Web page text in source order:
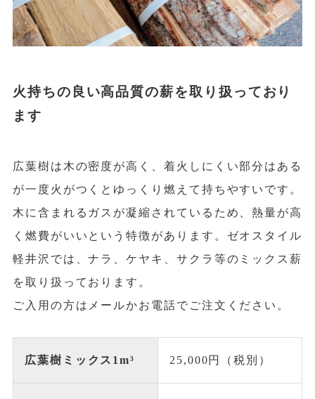
薪の販売
補助金制度について
トピックス
個人情報保護方針
0267-31-5199
受付時間 9:00〜17:00（水・日除く）
火持ちの良い高品質の薪を取り扱っており
ます
広葉樹は木の密度が高く、着火しにくい部分はある
が一度火がつくとゆっくり燃えて持ちやすいです。
木に含まれるガスが凝縮されているため、熱量が高
く燃費がいいという特徴があります。ゼオスタイル
軽井沢では、ナラ、ケヤキ、サクラ等のミックス薪
を取り扱っております。
ご入用の方はメールかお電話でご注文ください。
広葉樹ミックス1m³ 25,000円（税別）